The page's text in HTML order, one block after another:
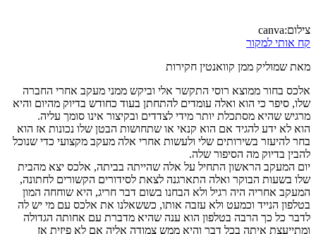
צילום:canva
קח אותי למקור
מאת שמוליק ממן קוואנטין חקירות
אלכס בחור ממוצא רוסי התקשר אלי וביקש ממני מעקב אחרי החברה
שלו, סיפר כי הוא ואלה עומדים להתחתן בעוד כחודש בדיוק מהיום והיא
מרגיש שהיא מסתכלת יותר מידי לצדדים ובקיצור אינו סומך עליה.
הוא לא ידע להגיד אם הוא קנאי או שתחושות הבטן שלו נכונות אז הוא
בחר להיעזר בשירותים שלי ולעשות אחרי אלה מעקב מקצועי כדי שנוכל
להבין בדיוק מה הסיפור שלה.
יום המעקב הראשון התחיל על אלה שהייתה בביתה, אלכס יצא מהבית
שלו בשעות הבוקר ואלה התארגנה לצאת לסידורים הקשורים לחתונה,
המעקב אחריה היה רגיל ולא הבחנו בשום דבר חריג, היא שוחחה המון
בטלפון הנייד וכמעט ולא עזבה אותו, כששאלנו את אלכס עם מי יש לה
לדבר כל כך הרבה בטלפון הוא ענה שהיא מדברת עם אחותה הגדולה
ומתייעצת איתה בכל דבר והיא ממש צמודה אליה אם לא פיזית אז